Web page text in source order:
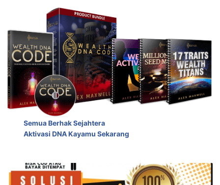
Semua Berhak Sejahtera
Aktivasi DNA Kayamu Sekarang